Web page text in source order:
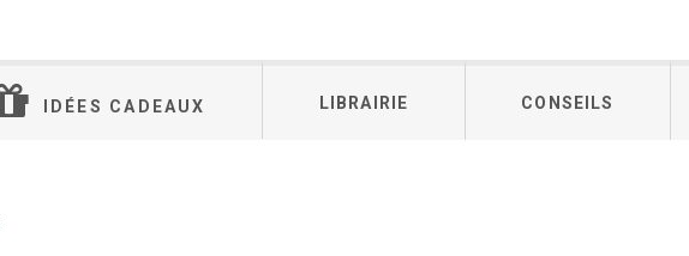
IDÉES CADEAUX LIBRAIRIE CONSEILS